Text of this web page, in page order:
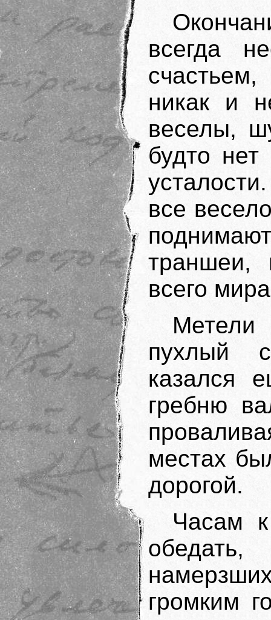
всегда
никак и
веселы,
будто
все
траншеи,
всего
пухлый
казался
гребню
местах
дорогой.
Часам
громким